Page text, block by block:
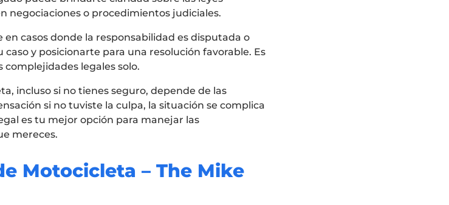
negociaciones o procedimientos judiciales.
casos donde la responsabilidad es disputada o
y posicionarte para una resolución favorable. Es
legales solo.
incluso si no tienes seguro, depende de las
si no tuviste la culpa, la situación se complica
es tu mejor opción para manejar las
mereces.
Motocicleta – The Mike